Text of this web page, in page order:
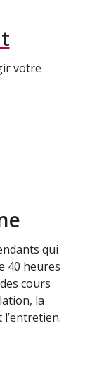
votre
qui
40 heures
cours
la